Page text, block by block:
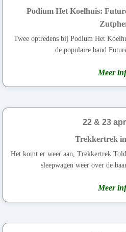
Podium Het Koelhuis:
Twee optredens bij Podium Het
de populaire band
Meer
22 & 23
Trekkertrek
Het komt er weer aan, Trekkertrek
sleepwagen weer over de
Meer